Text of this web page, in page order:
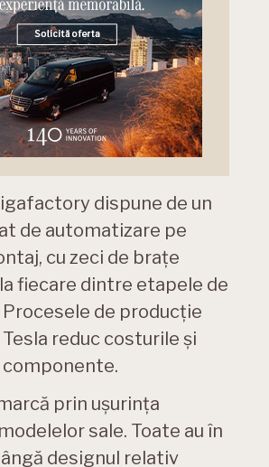
dispune de un
de automatizare pe
cu zeci de brațe
fiecare dintre etapele de
de producție
reduc costurile și
componente.
prin ușurința
sale. Toate au în
designul relativ